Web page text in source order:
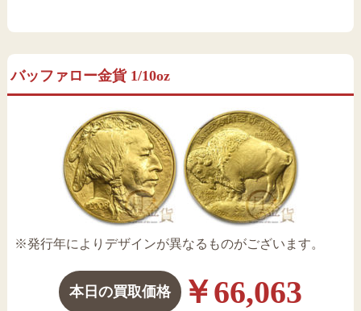
バッファロー金貨 1/10oz
※発行年によりデザインが異なるものがございます。
本日の買取価格 ￥66,063